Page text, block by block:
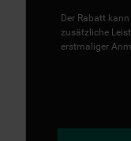
Der Rabatt
zusätzliche
erstmaliger